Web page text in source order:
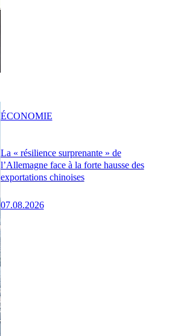
La « résilience surprenante » de
l’Allemagne face à la forte hausse des
exportations chinoises
07.08.2026
ÉCONOMIE